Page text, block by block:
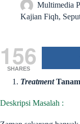
Multimedia
Kajian Fiqh,
156
SHARES
Treatment
Deskripsi Masalah :